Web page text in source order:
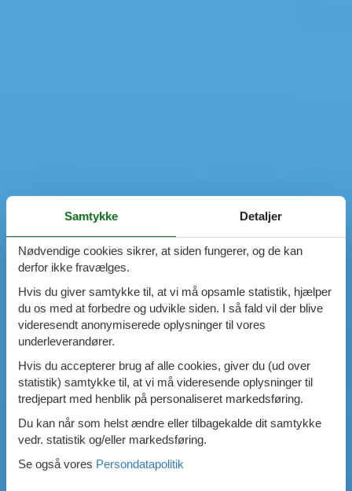
Samtykke Detaljer
Nødvendige cookies sikrer, at siden fungerer, og de kan
derfor ikke fravælges.
Hvis du giver samtykke til, at vi må opsamle statistik, hjælper
du os med at forbedre og udvikle siden. I så fald vil der blive
videresendt anonymiserede oplysninger til vores
underleverandører.
Hvis du accepterer brug af alle cookies, giver du (ud over
statistik) samtykke til, at vi må videresende oplysninger til
tredjepart med henblik på personaliseret markedsføring.
Du kan når som helst ændre eller tilbagekalde dit samtykke
vedr. statistik og/eller markedsføring.
Se også vores Persondatapolitik